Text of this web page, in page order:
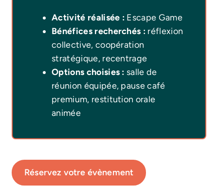
Activité réalisée : Escape Game
Bénéfices recherchés : réflexion
collective, coopération
stratégique, recentrage
Options choisies : salle de
réunion équipée, pause café
premium, restitution orale
animée
Réservez votre évènement